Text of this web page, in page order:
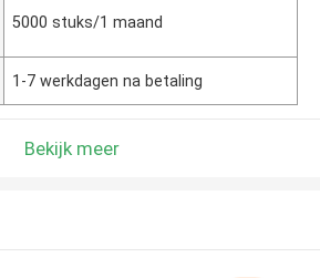
5000 stuks/1 maand
1-7 werkdagen na betaling
Bekijk meer